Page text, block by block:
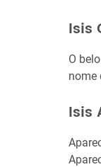
Isis
O
nome
Isis